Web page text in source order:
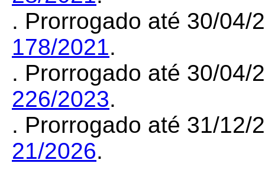
. Prorrogado até 30/04/
178/2021.
. Prorrogado até 30/04/
226/2023.
. Prorrogado até 31/12/
21/2026.